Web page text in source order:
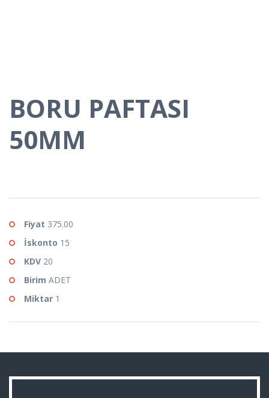
BORU PAFTASI
50MM
Fiyat 375.00
İskonto 15
KDV 20
Birim ADET
Miktar 1